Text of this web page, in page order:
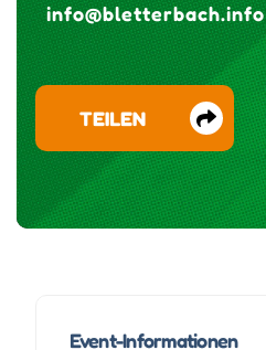
info@bletterbach.info
TEILEN
Event-Informationen